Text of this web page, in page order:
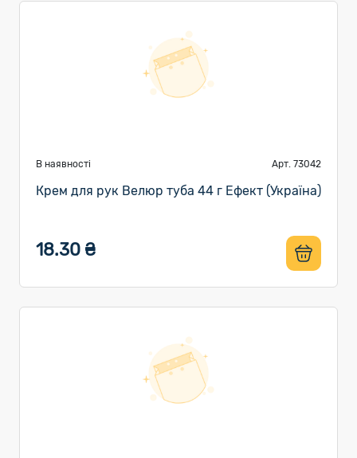
В наявності Арт. 73042
Крем для рук Велюр туба 44 г Ефект (Україна)
18.30 ₴